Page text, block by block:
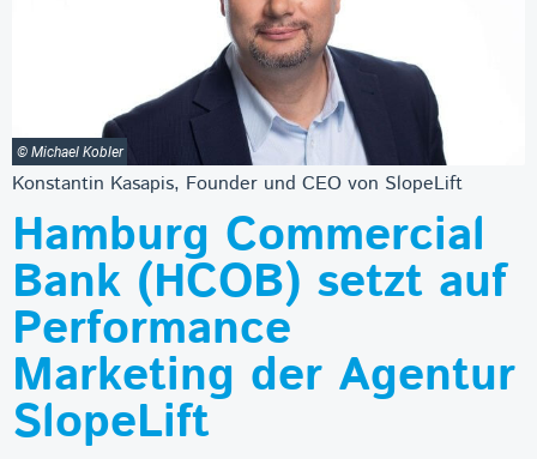
© Michael Kobler
Konstantin Kasapis, Founder und CEO von SlopeLift
Hamburg Commercial
Bank (HCOB) setzt auf
Performance
Marketing der Agentur
SlopeLift